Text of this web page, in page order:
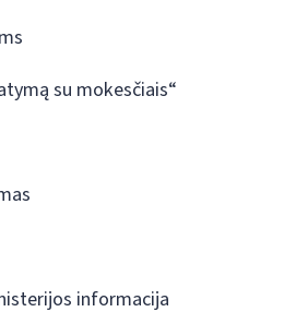
su mokesčiais“
informacija